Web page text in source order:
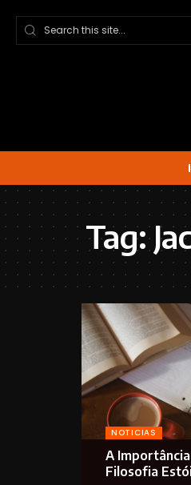
Tag:
NOTICIAS
A
Filosofia